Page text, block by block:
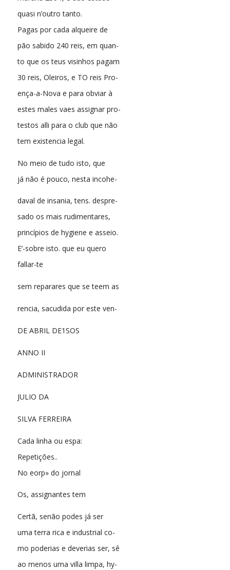
quasi n’outro tanto.
Pagas por cada alqueire de
pão sabido 240 reis, em quan-
to que os teus visinhos pagam
30 reis, Oleiros, e TO reis Pro-
ença-a-Nova e para obviar à
estes males vaes assignar pro-
testos alli para o club que não
tem existencia legal.
No meio de tudo isto, que
já não é pouco, nesta incohe-
daval de insania, tens. despre-
sado os mais rudimentares,
princípios de hygiene e asseio.
E’-sobre isto. que eu quero
fallar-te
sem reparares que se teem as
rencia, sacudida por este ven-
DE ABRIL DE1SOS
ANNO II
ADMINISTRADOR
JULIO DA
SILVA FERREIRA
Cada linha ou espa:
Repetições..
No eorp» do jornal
Os, assignantes tem
Certã, senão podes já ser
uma terra rica e industrial co-
mo poderias e deverias ser, sê
ao menos uma villa limpa, hy-